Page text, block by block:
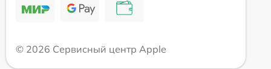
© 2026 Сервисный центр Apple